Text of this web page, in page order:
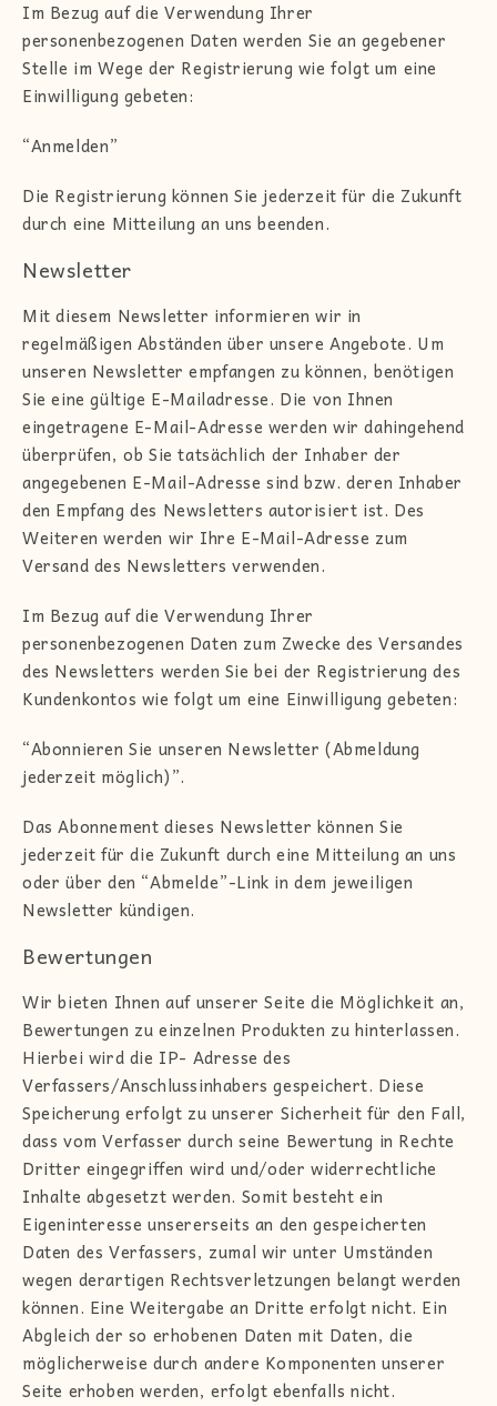
Im Bezug auf die Verwendung Ihrer
personenbezogenen Daten werden Sie an gegebener
Stelle im Wege der Registrierung wie folgt um eine
Einwilligung gebeten:
“Anmelden”
Die Registrierung können Sie jederzeit für die Zukunft
durch eine Mitteilung an uns beenden.
Newsletter
Mit diesem Newsletter informieren wir in
regelmäßigen Abständen über unsere Angebote. Um
unseren Newsletter empfangen zu können, benötigen
Sie eine gültige E-Mailadresse. Die von Ihnen
eingetragene E-Mail-Adresse werden wir dahingehend
überprüfen, ob Sie tatsächlich der Inhaber der
angegebenen E-Mail-Adresse sind bzw. deren Inhaber
den Empfang des Newsletters autorisiert ist. Des
Weiteren werden wir Ihre E-Mail-Adresse zum
Versand des Newsletters verwenden.
Im Bezug auf die Verwendung Ihrer
personenbezogenen Daten zum Zwecke des Versandes
des Newsletters werden Sie bei der Registrierung des
Kundenkontos wie folgt um eine Einwilligung gebeten:
“Abonnieren Sie unseren Newsletter (Abmeldung
jederzeit möglich)”.
Das Abonnement dieses Newsletter können Sie
jederzeit für die Zukunft durch eine Mitteilung an uns
oder über den “Abmelde”-Link in dem jeweiligen
Newsletter kündigen.
Bewertungen
Wir bieten Ihnen auf unserer Seite die Möglichkeit an,
Bewertungen zu einzelnen Produkten zu hinterlassen.
Hierbei wird die IP- Adresse des
Verfassers/Anschlussinhabers gespeichert. Diese
Speicherung erfolgt zu unserer Sicherheit für den Fall,
dass vom Verfasser durch seine Bewertung in Rechte
Dritter eingegriffen wird und/oder widerrechtliche
Inhalte abgesetzt werden. Somit besteht ein
Eigeninteresse unsererseits an den gespeicherten
Daten des Verfassers, zumal wir unter Umständen
wegen derartigen Rechtsverletzungen belangt werden
können. Eine Weitergabe an Dritte erfolgt nicht. Ein
Abgleich der so erhobenen Daten mit Daten, die
möglicherweise durch andere Komponenten unserer
Seite erhoben werden, erfolgt ebenfalls nicht.